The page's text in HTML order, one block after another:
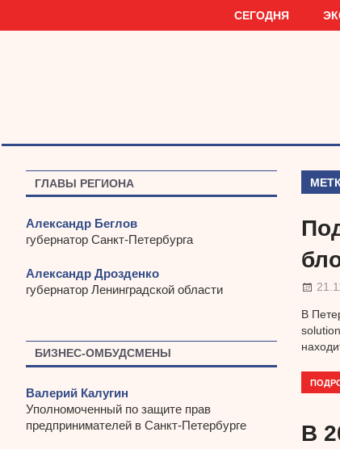
СЕГОДНЯ
В
В
ГЛАВЫ РЕГИОНА
Александр Беглов
губернатор Санкт-Петербурга
Александр Дрозденко
губернатор Ленинградской области
БИЗНЕС-ОМБУДСМЕНЫ
Валерий Калугин
Уполномоченный по защите прав
предпринимателей в Санкт-Петербурге